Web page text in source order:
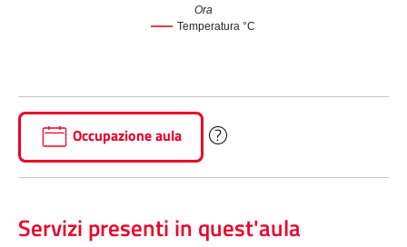
Temperatura °C
Ora
Occupazione aula
Servizi presenti in quest'aula